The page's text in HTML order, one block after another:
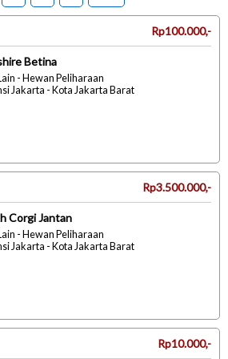
Rp100.000,-
Betina
- Hewan Peliharaan
Jakarta - Kota Jakarta Barat
Rp3.500.000,-
Corgi Jantan
- Hewan Peliharaan
Jakarta - Kota Jakarta Barat
Rp10.000,-